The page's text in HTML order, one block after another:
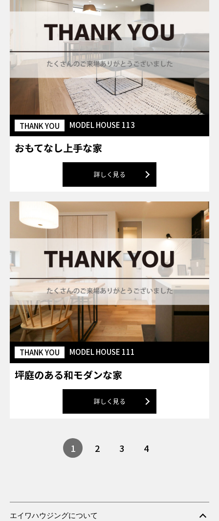
THANK YOU MODEL HOUSE 113
おもてなし上手な家
詳しく見る
THANK YOU MODEL HOUSE 111
坪庭のある和モダンな家
詳しく見る
1 2 3 4
エイワハウジングについて